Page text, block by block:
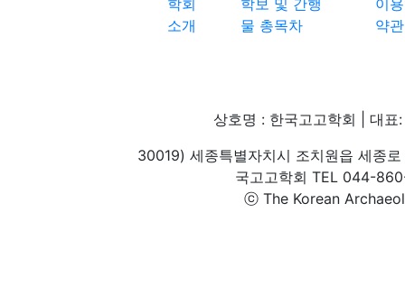
학회
소개
학보 및 간행
물 총목차
이용
약관
상호명 : 한국고고학회 | 대
30019) 세종특별자치시 조치원읍 세종
국고고학회 TEL 044-
ⓒ The Korean